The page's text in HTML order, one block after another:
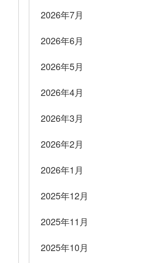
2026年7月
2026年6月
2026年5月
2026年4月
2026年3月
2026年2月
2026年1月
2025年12月
2025年11月
2025年10月